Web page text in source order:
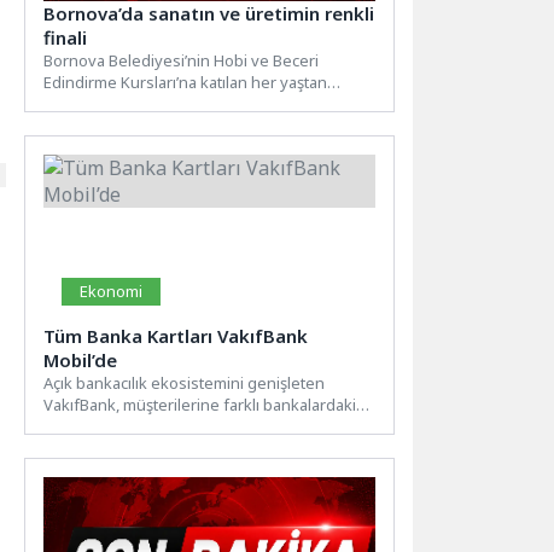
Bornova’da sanatın ve üretimin renkli
finali
Bornova Belediyesi’nin Hobi ve Beceri
Edindirme Kursları’na katılan her yaştan
Ekonomi
Tüm Banka Kartları VakıfBank
Mobil’de
Açık bankacılık ekosistemini genişleten
VakıfBank, müşterilerine farklı bankalardaki